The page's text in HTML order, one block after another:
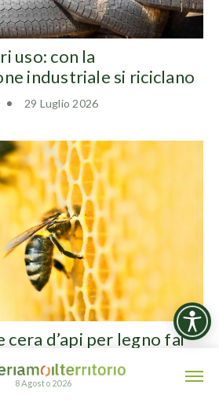
uso: con la
industriale si riciclano
29 Luglio 2026
d’api per legno fai
27 Luglio 2026
8 Agosto 2026
NEWSLETTER